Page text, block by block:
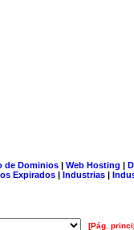
de Dominios| Web Hosting |
Expirados | Industrias |
[Pág.